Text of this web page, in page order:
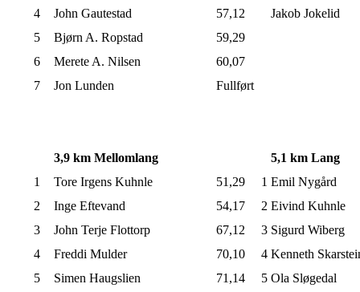
4
John Gautestad 57,12
Jakob Jokelid
5
Bjørn A. Ropstad
59,29
6
Merete A. Nilsen
60,07
7
Jon Lunden Fullført
3,9 km Mellomlang
5,1 km Lang
1
Tore Irgens Kuhnle 51,29 1 Emil Nygård
2
Inge Eftevand 54,17 2 Eivind Kuhnle
3
John Terje Flottorp 67,12 3 Sigurd Wiberg
4
Freddi Mulder 70,10 4 Kenneth
5
Simen Haugslien 71,14 5 Ola Sløgedal